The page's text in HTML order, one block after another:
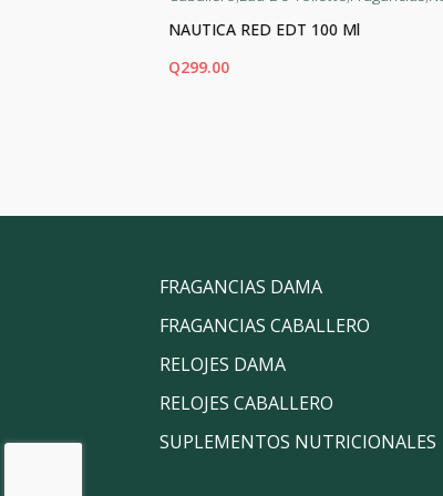
NAUTICA RED EDT 100 Ml
Q299.00
FRAGANCIAS DAMA
FRAGANCIAS CABALLERO
RELOJES DAMA
RELOJES CABALLERO
SUPLEMENTOS NUTRICIONALES